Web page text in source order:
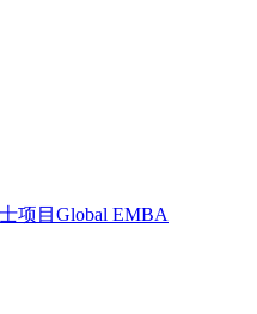
项目Global EMBA